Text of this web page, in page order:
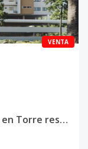
VENTA
Santiago! Venta de apartamentos en Torre residencial en Villa Olga Prime Towers